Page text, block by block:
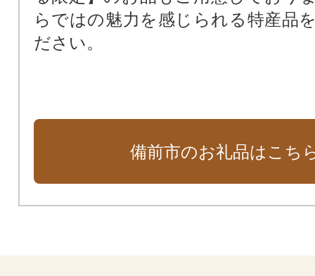
らではの魅力を感じられる特産品
ださい。
備前市のお礼品はこち